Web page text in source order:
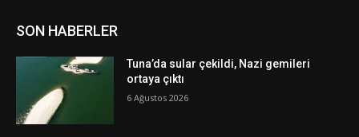
SON HABERLER
Tuna’da sular çekildi, Nazi gemileri
ortaya çıktı
6 Ağustos 2026